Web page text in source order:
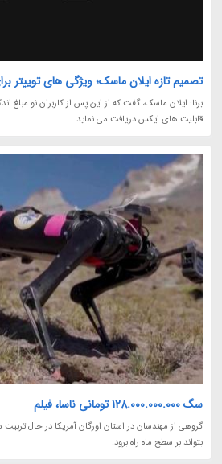
تصمیم تازه ایلان ماسک؛ ویژگی های توییتر
برنا: ایلان ماسک، گفت که از این پس از کاربران نو مبلغ
قابلیت های ایکس دریافت می نماید.
سگ 128.000.000.000 تومانی ناسا، فیلم
گروهی از مهندسان در استان اورگان آمریکا در حال
بتواند بر سطح ماه راه برود.